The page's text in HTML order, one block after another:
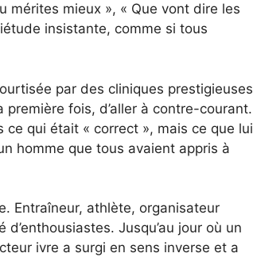
mérites mieux », « Que vont dire les
insistante, comme si tous
par des cliniques prestigieuses
fois, d’aller à contre-courant.
ce qui était « correct », mais ce que lui
homme que tous avaient appris à
Entraîneur, athlète, organisateur
Jusqu’au jour où un
ivre a surgi en sens inverse et a